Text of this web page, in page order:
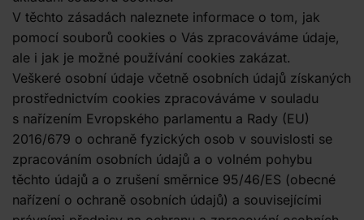
V těchto zásadách naleznete informace o tom, jak
pomocí souborů cookies o Vás zpracováváme údaje,
ale i jak je možné používání cookies zakázat.
Veškeré osobní údaje včetně osobních údajů získaných
prostřednictvím cookies zpracováváme v souladu
s nařízením Evropského parlamentu a Rady (EU)
2016/679 o ochraně fyzických osob v souvislosti se
zpracováním osobních údajů a o volném pohybu
těchto údajů a o zrušení směrnice 95/46/ES (obecné
nařízení o ochraně osobních údajů) a souvisejícími